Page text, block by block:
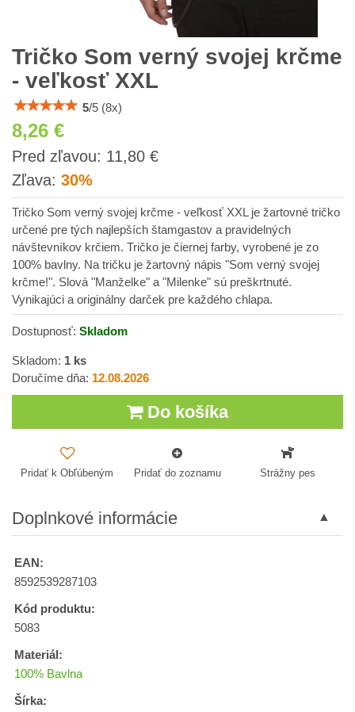
Tričko Som verný svojej krčme
- veľkosť XXL
5/5 (8x)
8,26 €
Pred zľavou: 11,80 €s
Zľava: 30%
Tričko Som verný svojej krčme - veľkosť XXL je žartovné tričko
určené pre tých najlepších štamgastov a pravidelných
návštevníkov krčiem. Tričko je čiernej farby, vyrobené je zo
100% bavlny. Na tričku je žartovný nápis "Som verný svojej
krčme!". Slová "Manželke" a "Milenke" sú preškrtnuté.
Vynikajúci a originálny darček pre každého chlapa.
Dostupnosť: Skladom
Skladom: 1 ks
Doručíme dňa: 12.08.2026
Do košíka
Pridať k Obľúbeným Pridať do zoznamu Strážny pes
Doplnkové informácie
EAN:
8592539287103
Kód produktu:
5083
Materiál:
100% Bavlna
Šírka: